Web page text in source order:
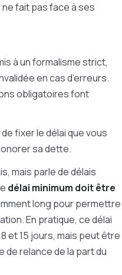
fait pas face à ses
à un formalisme strict,
en cas d’erreurs.
obligatoires font
de fixer le délai que vous
sa dette.
mais parle de délais
délai minimum doit être
long pour permettre
En pratique, ce délai
et 15 jours, mais peut être
de relance de la part du